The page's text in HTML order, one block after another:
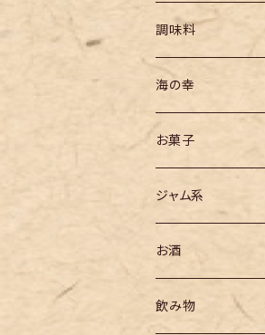
調味料
海の幸
お菓子
ジャム系
お酒
飲み物